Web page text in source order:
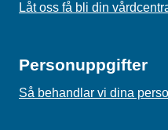
Låt oss få bli din
Personuppgifter
Så behandlar vi dina